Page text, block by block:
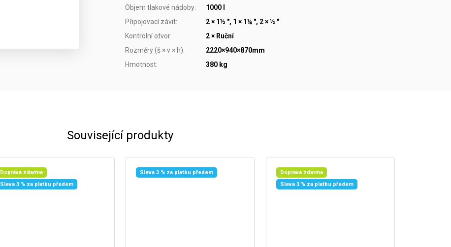
Objem tlakové nádoby:
1000 l
Připojovací závit:
2 × 1½ ", 1 × 1¼ ", 2 × ½ "
Kontrolní otvor:
2 × Ruční
Rozměry (š × v × h):
2220×940×870mm
Hmotnost: 380 kg
Související produkty
Doprava zdarma
Sleva 3 % za platbu předem
Sleva 3 % za platbu předem
Doprava zdarma
Sleva 3 % za platbu předem